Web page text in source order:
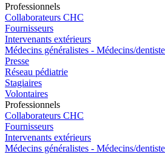
Professionnels
Collaborateurs CHC
Fournisseurs
Intervenants extérieurs
Médecins généralistes - Médecins/
Presse
Réseau pédiatrie
Stagiaires
Volontaires
Professionnels
Collaborateurs CHC
Fournisseurs
Intervenants extérieurs
Médecins généralistes - Médecins/